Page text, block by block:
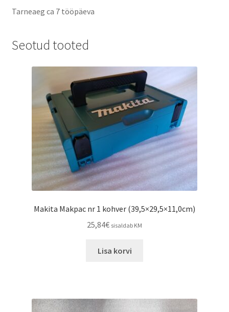
Tarneaeg ca 7 tööpäeva
Seotud tooted
Makita Makpac nr 1 kohver (39,5×29,5×11,0cm)
25,84€ sisaldab KM
Lisa korvi